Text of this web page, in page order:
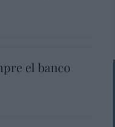
el banco